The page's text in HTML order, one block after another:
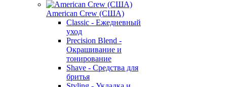
American Crew (США)
Classic - Ежедневный
уход
Precision Blend -
Окрашивание и
тонирование
Shave - Средства для
бритья